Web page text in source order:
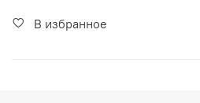
В избранное